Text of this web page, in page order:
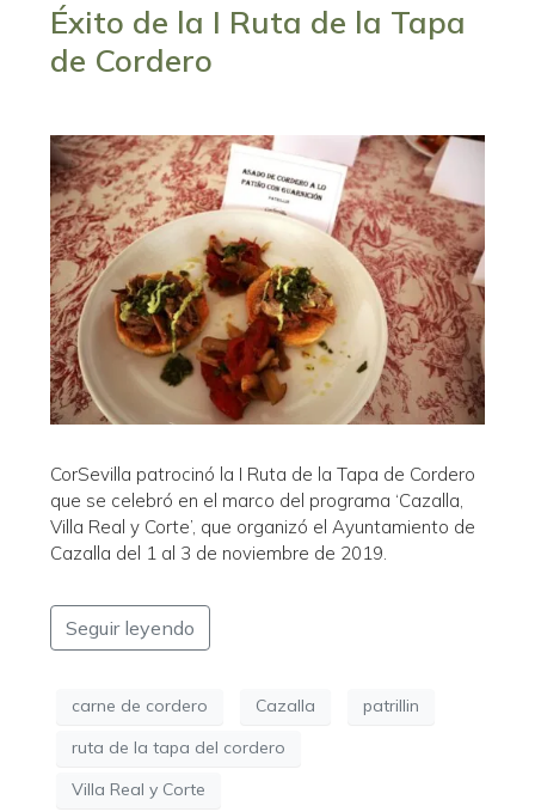
Éxito de la I Ruta de la Tapa
de Cordero
CorSevilla patrocinó la I Ruta de la Tapa de Cordero
que se celebró en el marco del programa ‘Cazalla,
Villa Real y Corte’, que organizó el Ayuntamiento de
Cazalla del 1 al 3 de noviembre de 2019.
Seguir leyendo
carne de cordero Cazalla
patrillin
ruta de la tapa del cordero
Villa Real y Corte